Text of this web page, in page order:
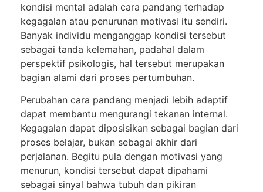
kondisi mental adalah cara pandang terhadap
kegagalan atau penurunan motivasi itu sendiri.
Banyak individu menganggap kondisi tersebut
sebagai tanda kelemahan, padahal dalam
perspektif psikologis, hal tersebut merupakan
bagian alami dari proses pertumbuhan.
Perubahan cara pandang menjadi lebih adaptif
dapat membantu mengurangi tekanan internal.
Kegagalan dapat diposisikan sebagai bagian dari
proses belajar, bukan sebagai akhir dari
perjalanan. Begitu pula dengan motivasi yang
menurun, kondisi tersebut dapat dipahami
sebagai sinyal bahwa tubuh dan pikiran